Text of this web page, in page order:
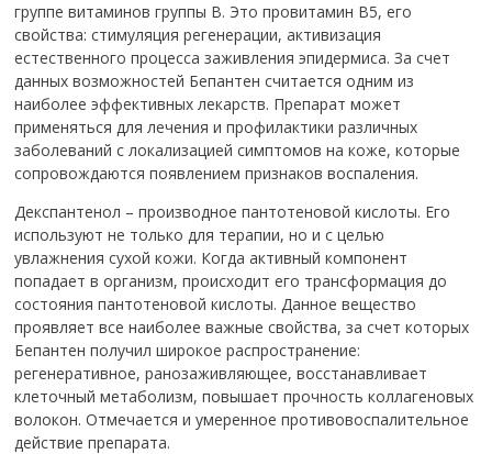
группе витаминов группы В. Это провитамин В5, его
свойства: стимуляция регенерации, активизация
естественного процесса заживления эпидермиса. За счет
данных возможностей Бепантен считается одним из
наиболее эффективных лекарств. Препарат может
применяться для лечения и профилактики различных
заболеваний с локализацией симптомов на коже, которые
сопровождаются появлением признаков воспаления.
Декспантенол – производное пантотеновой кислоты. Его
используют не только для терапии, но и с целью
увлажнения сухой кожи. Когда активный компонент
попадает в организм, происходит его трансформация до
состояния пантотеновой кислоты. Данное вещество
проявляет все наиболее важные свойства, за счет которых
Бепантен получил широкое распространение:
регенеративное, ранозаживляющее, восстанавливает
клеточный метаболизм, повышает прочность коллагеновых
волокон. Отмечается и умеренное противовоспалительное
действие препарата.